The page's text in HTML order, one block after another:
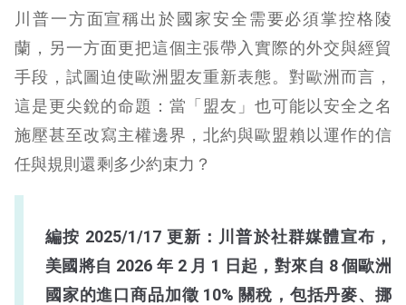
川普一方面宣稱出於國家安全需要必須掌控格陵
蘭，另一方面更把這個主張帶入實際的外交與經貿
手段，試圖迫使歐洲盟友重新表態。對歐洲而言，
這是更尖銳的命題：當「盟友」也可能以安全之名
施壓甚至改寫主權邊界，北約與歐盟賴以運作的信
任與規則還剩多少約束力？
編按 2025/1/17 更新：川普於社群媒體宣布，
美國將自 2026 年 2 月 1 日起，對來自 8 個歐洲
國家的進口商品加徵 10% 關稅，包括丹麥、挪